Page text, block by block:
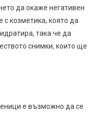
да окаже негативен
с козметика, която да
така че да
снимки, които ще
е възможно да се